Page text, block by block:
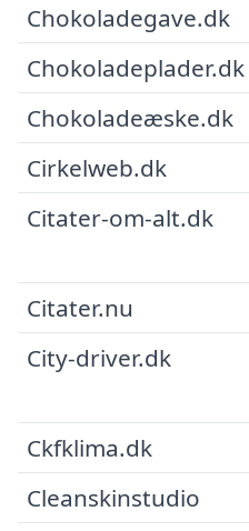
Chokoladegave.dk
Chokoladeplader.dk
Chokoladeæske.dk
Cirkelweb.dk
Citater-om-alt.dk
Citater.nu
City-driver.dk
Ckfklima.dk
Cleanskinstudio